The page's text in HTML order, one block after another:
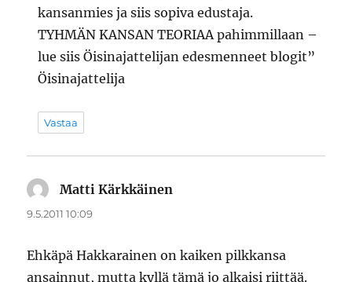
kansanmies ja siis sopiva edustaja.
TYHMÄN KANSAN TEORIAA pahimmillaan –
lue siis Öisinajattelijan edesmenneet blogit”
Öisinajattelija
Vastaa
Matti Kärkkäinen
9.5.2011 10:09
Ehkäpä Hakkarainen on kaiken pilkkansa
ansainnut, mutta kyllä tämä jo alkaisi riittää.